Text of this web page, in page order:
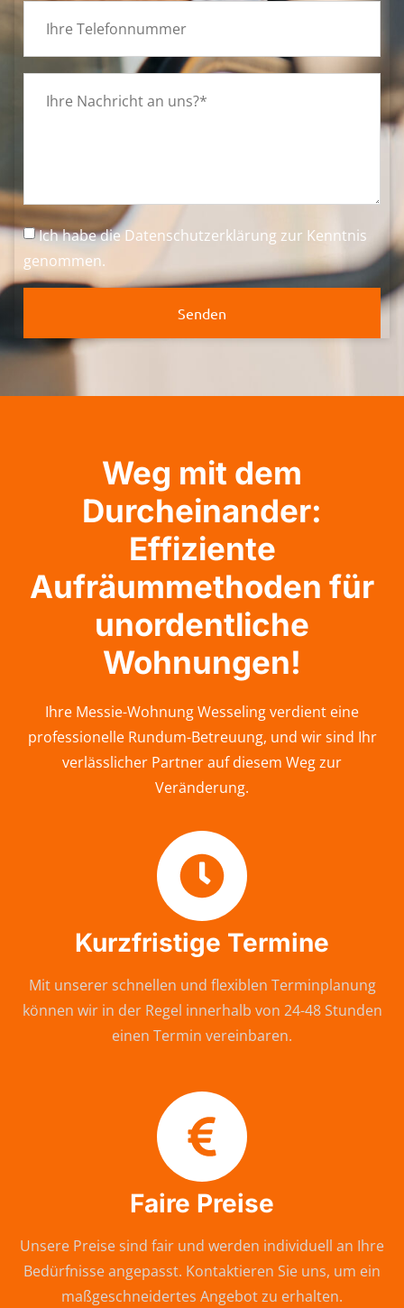
Ich habe dieDatenschutzerklärung zur Kenntnis
genommen.
Senden
Weg mit dem
Durcheinander:
Effiziente
Aufräummethoden für
unordentliche
Wohnungen!
Ihre Messie-Wohnung Wesseling verdient eine
professionelle Rundum-Betreuung, und wir sind Ihr
verlässlicher Partner auf diesem Weg zur
Veränderung.
Kurzfristige Termine
Mit unserer schnellen und flexiblen Terminplanung
können wir in der Regel innerhalb von 24-48 Stunden
einen Termin vereinbaren.
Faire Preise
Unsere Preise sind fair und werden individuell an Ihre
Bedürfnisse angepasst. Kontaktieren Sie uns, um ein
maßgeschneidertes Angebot zu erhalten.